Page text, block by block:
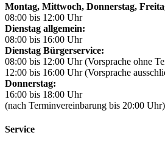
Montag, Mittwoch, Donnerstag,
08:00 bis 12:00 Uhr
Dienstag allgemein:
08:00 bis 16:00 Uhr
Dienstag Bürgerservice:
08:00 bis 12:00 Uhr (Vorsprache ohne
12:00 bis 16:00 Uhr (Vorsprache
Donnerstag:
16:00 bis 18:00 Uhr
(nach Terminvereinbarung bis 20:00 Uhr)
Service